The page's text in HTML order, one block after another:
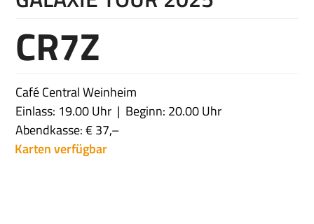
CR7Z
Café Central Weinheim
Einlass: 19.00 Uhr
Beginn: 20.00 Uhr
Abendkasse: € 37,–
Karten verfügbar